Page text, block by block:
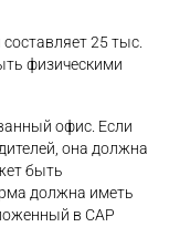
25 тыс.
физическими
офис. Если
она должна
быть
должна иметь
в CAP